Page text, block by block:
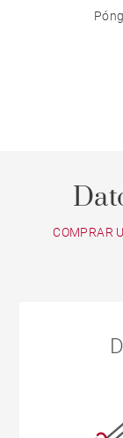
COMPRAR